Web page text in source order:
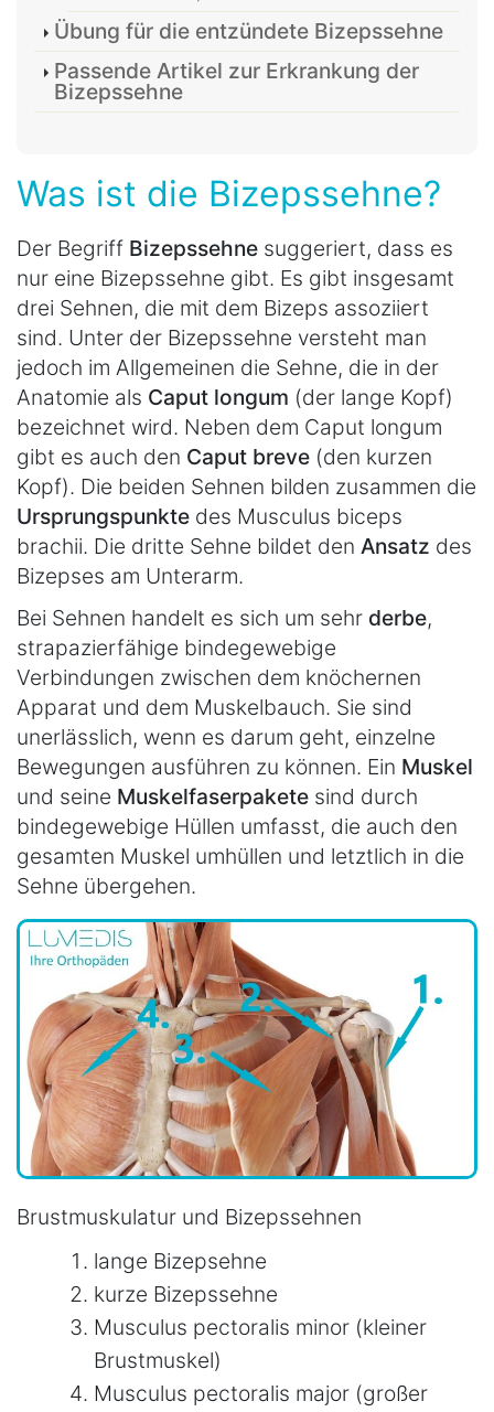
Übung für die entzündete Bizepssehne
Passende Artikel zur Erkrankung der
Bizepssehne
Was ist die Bizepssehne?
Der Begriff Bizepssehne suggeriert, dass es
nur eine Bizepssehne gibt. Es gibt insgesamt
drei Sehnen, die mit dem Bizeps assoziiert
sind. Unter der Bizepssehne versteht man
jedoch im Allgemeinen die Sehne, die in der
Anatomie als Caput longum (der lange Kopf)
bezeichnet wird. Neben dem Caput longum
gibt es auch den Caput breve (den kurzen
Kopf). Die beiden Sehnen bilden zusammen die
Ursprungspunkte des Musculus biceps
brachii. Die dritte Sehne bildet den Ansatz des
Bizepses am Unterarm.
Bei Sehnen handelt es sich um sehr derbe,
strapazierfähige bindegewebige
Verbindungen zwischen dem knöchernen
Apparat und dem Muskelbauch. Sie sind
unerlässlich, wenn es darum geht, einzelne
Bewegungen ausführen zu können. Ein Muskel
und seine Muskelfaserpakete sind durch
bindegewebige Hüllen umfasst, die auch den
gesamten Muskel umhüllen und letztlich in die
Sehne übergehen.
Brustmuskulatur und Bizepssehnen
lange Bizepsehne
kurze Bizepssehne
Musculus pectoralis minor (kleiner
Brustmuskel)
Musculus pectoralis major (großer